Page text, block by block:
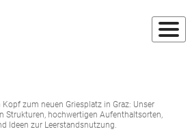
zum neuen Griesplatz in Graz: Unser
Strukturen, hochwertigen Aufenthaltsorten,
Ideen zur Leerstandsnutzung.